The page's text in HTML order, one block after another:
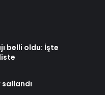
belli oldu: İşte
sallandı